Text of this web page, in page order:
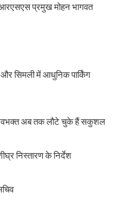
प्रमुख मोहन भागवत
और सिमली में आधुनिक पार्किंग
अब तक लौटे चुके हैं सकुशल
निस्तारण के निर्देश